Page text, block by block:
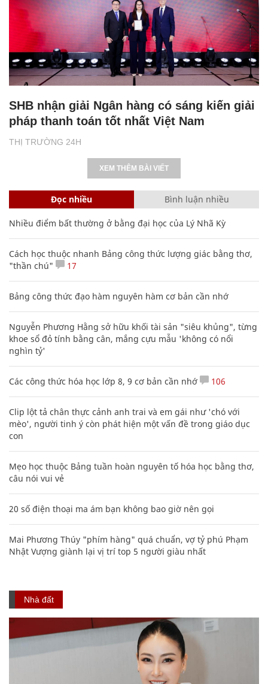
THỊ TRƯỜNG 24H
SHB nhận giải Ngân hàng có sáng kiến giải
pháp thanh toán tốt nhất Việt Nam
XEM THÊM BÀI VIẾT
Đọc nhiều Bình luận nhiều
Nhiều điểm bất thường ở bằng đại học của Lý Nhã Kỳ
Cách học thuộc nhanh Bảng công thức lượng giác bằng thơ,
"thần chú"
17
Bảng công thức đạo hàm nguyên hàm cơ bản cần nhớ
Nguyễn Phương Hằng sở hữu khối tài sản "siêu khủng", từng
khoe sổ đỏ tính bằng cân, mắng cựu mẫu 'không có nổi
nghìn tỷ'
Các công thức hóa học lớp 8, 9 cơ bản cần nhớ 106
Clip lột tả chân thực cảnh anh trai và em gái như 'chó với
mèo', người tinh ý còn phát hiện một vấn đề trong giáo dục
con
Mẹo học thuộc Bảng tuần hoàn nguyên tố hóa học bằng thơ,
câu nói vui vẻ
20 số điện thoại ma ám bạn không bao giờ nên gọi
Mai Phương Thúy "phím hàng" quá chuẩn, vợ tỷ phú Phạm
Nhật Vượng giành lại vị trí top 5 người giàu nhất
Nhà đất